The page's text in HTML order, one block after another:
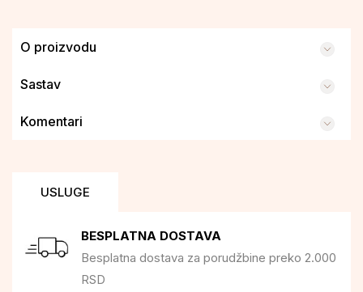
O proizvodu
Sastav
Komentari
USLUGE
BESPLATNA DOSTAVA
Besplatna dostava za porudžbine preko 2.000
RSD